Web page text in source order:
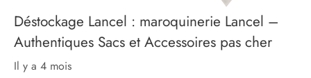
Déstockage Lancel : maroquinerie Lancel –
Authentiques Sacs et Accessoires pas cher
il y a 4 mois